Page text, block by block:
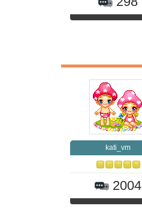
kati_vm
2004